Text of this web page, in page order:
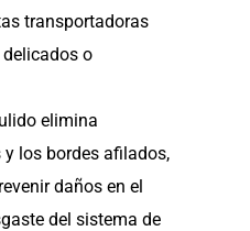
transportadoras
o
elimina
los bordes afilados,
daños en el
del sistema de